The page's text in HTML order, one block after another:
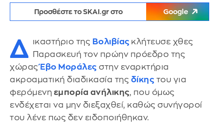
Προσθέστε το SKAI.gr στο Google
Δ ικαστήριο της Βολιβίας κλήτευσε χθες
Παρασκευή τον πρώην πρόεδρο της
χώραςΈβο Μοράλες στην εναρκτήρια
ακροαματική διαδικασία της δίκης του για
φερόμενη εμπορία ανήλικης, που όμως
ενδέχεται να μην διεξαχθεί, καθώς συνήγοροί
του λένε πως δεν ειδοποιήθηκαν.